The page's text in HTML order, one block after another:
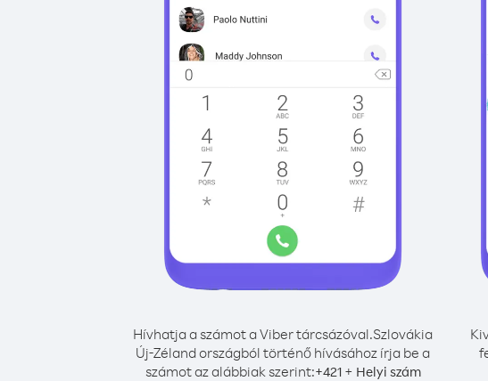
Hívhatja a számot a Viber tárcsázóval.Szlovákia
Új-Zéland országból történő hívásához írja be a
számot az alábbiak szerint:+421+ Helyi szám